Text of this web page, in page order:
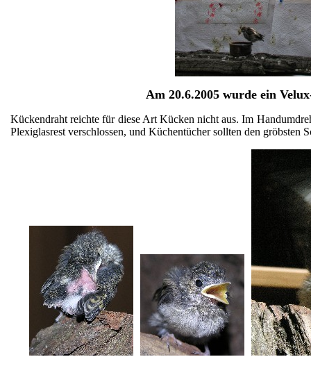
Am 20.6.2005 wurde ein
Kückendraht reichte für diese Art Kücken nicht aus. Im
Plexiglasrest verschlossen, und Küchentücher sollten den gröbsten